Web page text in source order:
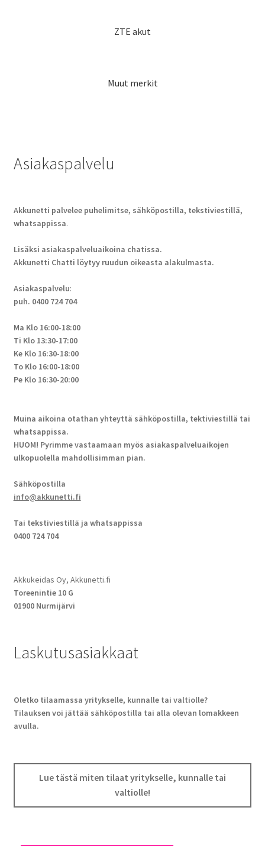
ZTE akut
Muut merkit
Asiakaspalvelu
Akkunetti palvelee puhelimitse, sähköpostilla, tekstiviestillä,
whatsappissa.
Lisäksi asiakaspalveluaikoina chatissa.
Akkunetti Chatti löytyy ruudun oikeasta alakulmasta.
Asiakaspalvelu:
puh. 0400 724 704
Ma Klo 16:00-18:00
Ti Klo 13:30-17:00
Ke Klo 16:30-18:00
To Klo 16:00-18:00
Pe Klo 16:30-20:00
Muina aikoina otathan yhteyttä sähköpostilla, tektiviestillä tai
whatsappissa.
HUOM! Pyrimme vastaamaan myös asiakaspalveluaikojen
ulkopuolella mahdollisimman pian.
Sähköpostilla
info@akkunetti.fi
Tai tekstiviestillä ja whatsappissa
0400 724 704
Akkukeidas Oy, Akkunetti.fi
Toreenintie 10 G
01900 Nurmijärvi
Laskutusasiakkaat
Oletko tilaamassa yritykselle, kunnalle tai valtiolle?
Tilauksen voi jättää sähköpostilla tai alla olevan lomakkeen
avulla.
Lue tästä miten tilaat yritykselle, kunnalle tai
valtiolle!